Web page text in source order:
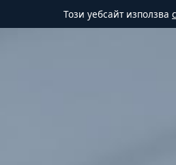
Този уебсайт използва